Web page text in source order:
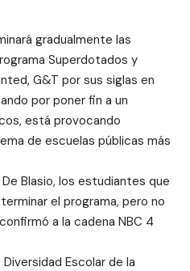
gradualmente las
Superdotados y
G&T por sus siglas en
por poner fin a un
está provocando
de escuelas públicas más
Blasio, los estudiantes que
el programa, pero no
a la cadena NBC 4
Escolar de la